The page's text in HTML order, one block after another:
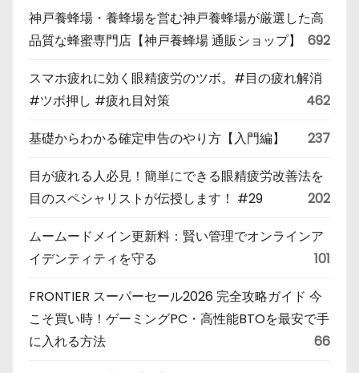
神戸養蜂場・養蜂場を営む神戸養蜂場が厳選した高
品質な蜂蜜専門店【神戸養蜂場 通販ショップ】
692
スマホ疲れに効く眼精疲労のツボ。#目の疲れ解消
#ツボ押し #疲れ目対策
462
基礎からわかる確定申告のやり方【入門編】 237
目が疲れる人必見！簡単にできる眼精疲労改善法を
目のスペシャリストが伝授します！ #29
202
ムームードメイン更新料：賢い管理でオンラインア
イデンティティを守る
101
FRONTIER スーパーセール2026 完全攻略ガイド 今
こそ買い時！ゲーミングPC・高性能BTOを最安で手
に入れる方法
66